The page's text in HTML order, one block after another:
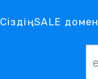
Сіздің .SALE